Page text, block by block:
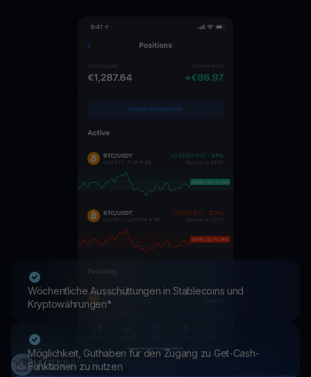
Wöchentliche Ausschüttungen in Stablecoins und
Kryptowährungen*
Möglichkeit, Guthaben für den Zugang zu Get-Cash-
Funktionen zu nutzen
WENWEN